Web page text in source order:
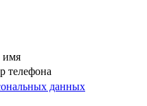
имя
телефона
данных